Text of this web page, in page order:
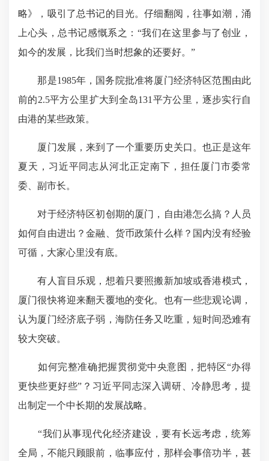
略》，吸引了总书记的目光。仔细翻阅，往事如潮，涌
上心头，总书记感慨系之：“我们在这里参与了创业，
如今的发展，比我们当时想象的还要好。”
那是1985年，国务院批准将厦门经济特区范围由此
前的2.5平方公里扩大到全岛131平方公里，逐步实行自
由港的某些政策。
厦门发展，来到了一个重要历史关口。也正是这年
夏天，习近平同志从河北正定南下，担任厦门市委常
委、副市长。
对于经济特区初创期的厦门，自由港怎么搞？人员
如何自由进出？金融、货币政策什么样？国内没有经验
可循，大家心里没有底。
有人盲目乐观，想着只要照搬新加坡或香港模式，
厦门很快将迎来翻天覆地的变化。也有一些悲观论调，
认为厦门经济底子弱，海防任务又吃重，短时间恐难有
较大突破。
如何完整准确把握贯彻党中央意图，把特区“办得
更快些更好些”？习近平同志深入调研、冷静思考，提
出制定一个中长期的发展战略。
“我们从事现代化经济建设，要有长远考虑，统筹
全局，不能只顾眼前，临事应付，那样会事倍功半，甚